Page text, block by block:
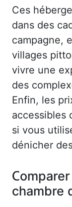
Ces
dans des
campagne,
villages
vivre une
des
Enfin, les
accessibles
si vous
dénicher
chambre